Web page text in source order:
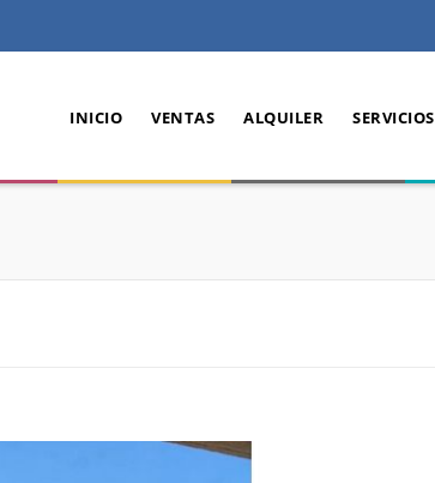
INICIO VENTAS ALQUILER SERVICIOS